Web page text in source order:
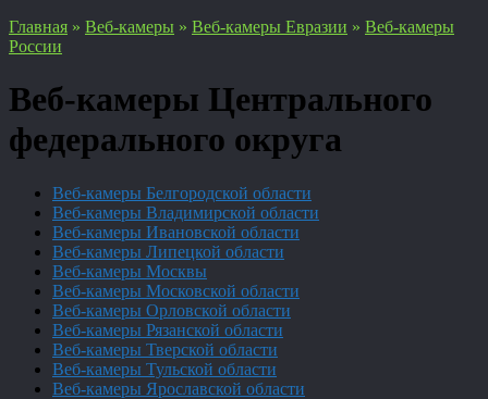
Главная » Веб-камеры » Веб-камеры Евразии » Веб-камеры
России
Веб-камеры Центрального
федерального округа
Веб-камеры Белгородской области
Веб-камеры Владимирской области
Веб-камеры Ивановской области
Веб-камеры Липецкой области
Веб-камеры Москвы
Веб-камеры Московской области
Веб-камеры Орловской области
Веб-камеры Рязанской области
Веб-камеры Тверской области
Веб-камеры Тульской области
Веб-камеры Ярославской области